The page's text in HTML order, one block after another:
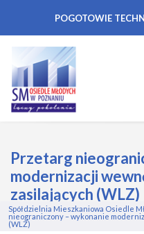
POGOTOWIE
Przetarg
modernizacji
zasilających (WLZ)
Spółdzielnia Mieszkaniowa Osiedle
nieograniczony – wykonanie
(WLZ)